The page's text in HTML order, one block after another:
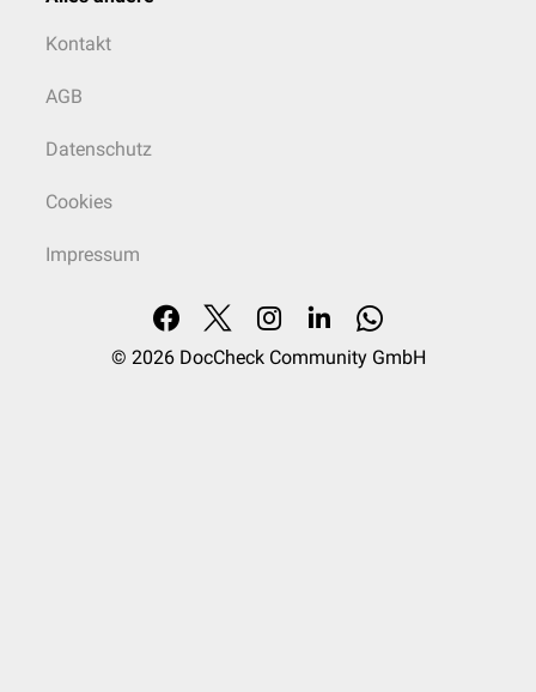
Kontakt
AGB
Datenschutz
Cookies
Impressum
© 2026 DocCheck Community GmbH